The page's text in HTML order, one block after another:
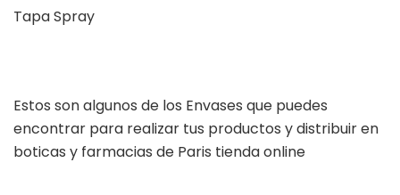
Tapa Spray
Estos son algunos de los Envases que puedes
encontrar para realizar tus productos y distribuir en
boticas y farmacias de Paris tienda online